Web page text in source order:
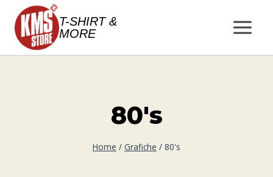
Salta
contenuto
T-SHIRT &
MORE
80's
Home / Grafiche / 80's